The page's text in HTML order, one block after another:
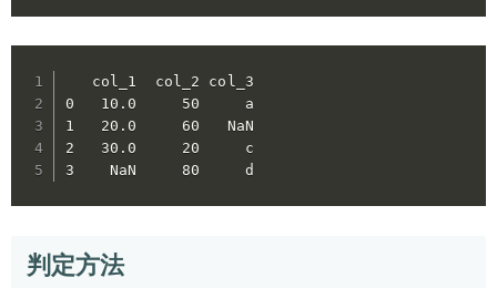
   col_1  col_2 col_3
0   10.0     50     a
1   20.0     60   NaN
2   30.0     20     c
3    NaN     80     d
判定方法